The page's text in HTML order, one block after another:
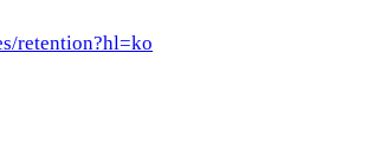
retention?hl=ko